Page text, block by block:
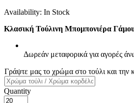
Availability: In Stock
Κλασική Τούλινη Μπομπονιέρα
Δωρεάν μεταφορικά για αγορές
Γράψτε μας το χρώμα στο τούλι και την
Quantity